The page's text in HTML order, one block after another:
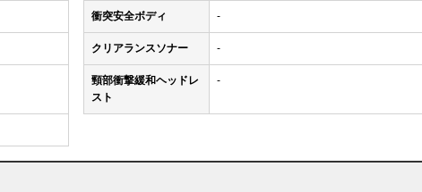
衝突安全ボディ -
クリアランスソナー -
頸部衝撃緩和ヘッドレ
スト
-